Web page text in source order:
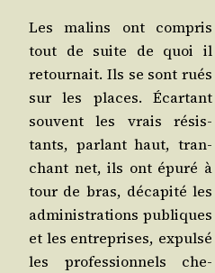
Les malins ont com­pris
tout de suite de quoi il
retour­nait. Ils se sont rués
sur les places. Écar­tant
sou­vent les vrais résis­
tants, par­lant haut, tran­
chant net, ils ont épu­ré à
tour de bras, déca­pi­té les
admi­nis­tra­tions publiques
et les entre­prises, expul­sé
les pro­fes­sion­nels che­